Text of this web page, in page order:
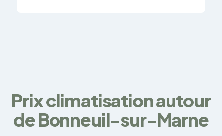
Prix climatisation autour
de Bonneuil-sur-Marne